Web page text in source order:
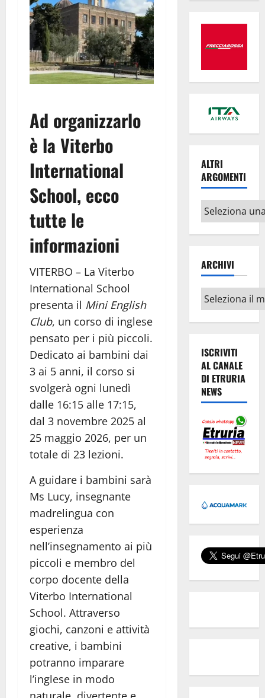
Ad organizzarlo
è la Viterbo
International
School, ecco
tutte le
informazioni
VITERBO – La Viterbo
International School
presenta il Mini English
Club, un corso di inglese
pensato per i più piccoli.
Dedicato ai bambini dai
3 ai 5 anni, il corso si
svolgerà ogni lunedì
dalle 16:15 alle 17:15,
dal 3 novembre 2025 al
25 maggio 2026, per un
totale di 23 lezioni.
A guidare i bambini sarà
Ms Lucy, insegnante
madrelingua con
esperienza
nell’insegnamento ai più
piccoli e membro del
corpo docente della
Viterbo International
School. Attraverso
giochi, canzoni e attività
creative, i bambini
potranno imparare
l’inglese in modo
ALTRI
ARGOMENTI
Altri
argomenti
ARCHIVI
Archivi
ISCRIVITI
AL CANALE
DI ETRURIA
NEWS